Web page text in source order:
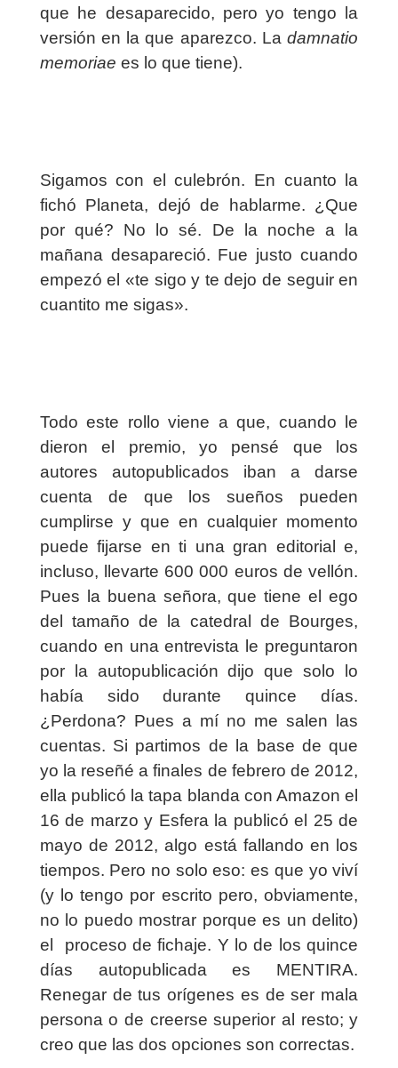
que he desaparecido, pero yo tengo la
versión en la que aparezco. Ladamnatio
memoriae es lo que tiene).
Sigamos con el culebrón. En cuanto la
fichó Planeta, dejó de hablarme. ¿Que
por qué? No lo sé. De la noche a la
mañana desapareció. Fue justo cuando
empezó el «te sigo y te dejo de seguir en
cuantito me sigas».
Todo este rollo viene a que, cuando le
dieron el premio, yo pensé que los
autores autopublicados iban a darse
cuenta de que los sueños pueden
cumplirse y que en cualquier momento
puede fijarse en ti una gran editorial e,
incluso, llevarte 600 000 euros de vellón.
Pues la buena señora, que tiene el ego
del tamaño de la catedral de Bourges,
cuando en una entrevista le preguntaron
por la autopublicación dijo que solo lo
había sido durante quince días.
¿Perdona? Pues a mí no me salen las
cuentas. Si partimos de la base de que
yo la reseñé a finales de febrero de 2012,
ella publicó la tapa blanda con Amazon el
16 de marzo y Esfera la publicó el 25 de
mayo de 2012, algo está fallando en los
tiempos. Pero no solo eso: es que yo viví
(y lo tengo por escrito pero, obviamente,
no lo puedo mostrar porque es un delito)
el
proceso de fichaje. Y lo de los quince
días autopublicada es MENTIRA.
Renegar de tus orígenes es de ser mala
persona o de creerse superior al resto; y
creo que las dos opciones son correctas.